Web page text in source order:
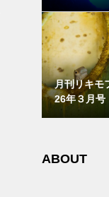
月刊リキ
26年３月号
ABOUT